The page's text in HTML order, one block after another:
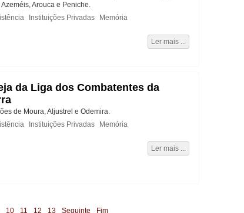
Arouca e Peniche.
Instituições Privadas Memória
Ler mais ...
da Liga dos Combatentes da
de Moura, Aljustrel e Odemira.
Instituições Privadas Memória
Ler mais ...
10 11 12 13 Seguinte Fim